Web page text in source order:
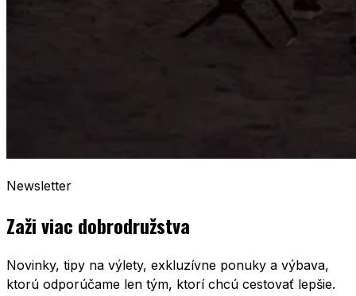
Newsletter
Zaži viac dobrodružstva
Novinky, tipy na výlety, exkluzívne ponuky a výbava,
ktorú odporúčame len tým, ktorí chcú cestovať lepšie.